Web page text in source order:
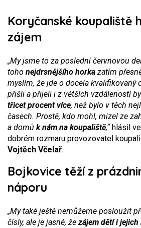
Koryčanské koupaliště
zájem
„My jsme to za poslední červnovou
toho nejdrsnějšího horka zatím
myslím, že jde o docela kvalifikovaný
přišli a přijeli i z větších vzdáleností
třicet procent více, než bylo v těch
časech. Prostě, kdo mohl, mizel ze
a domů k nám na koupaliště,“hlásil
dobrém rozmaru provozovatel
Vojtěch Včelař.
Bojkovice těží z
náporu
„My také ještě nemůžeme posloužit
čísly, ale je jasné, žezájem dětí i